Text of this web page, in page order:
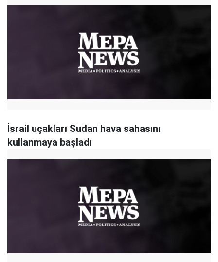
İsrail uçakları Sudan hava sahasını
kullanmaya başladı